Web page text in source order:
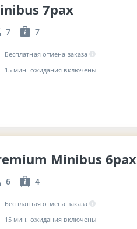
7pax
7 7
Бесплатная отмена заказа
15 мин. ожидания включены
Minibus 6pax
6 4
Бесплатная отмена заказа
15 мин. ожидания включены